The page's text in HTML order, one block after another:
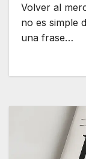
Volver al
no es simple
una frase…